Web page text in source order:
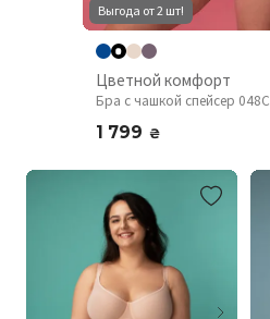
Выгода от 2 шт!
Цветной комфорт
Бра с чашкой спейсер 048С
1 799 ₴